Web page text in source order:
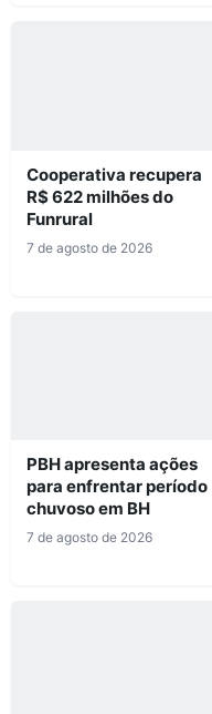
Cooperativa recupera
R$ 622 milhões do
Funrural
7 de agosto de 2026
PBH apresenta ações
para enfrentar período
chuvoso em BH
7 de agosto de 2026